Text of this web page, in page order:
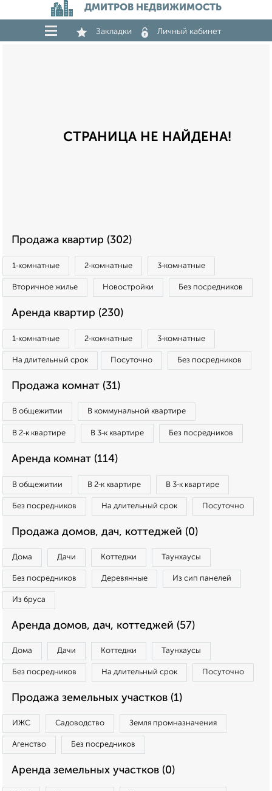
ДМИТРОВ НЕДВИЖИМОСТЬ
Закладки Личный кабинет
СТРАНИЦА НЕ НАЙДЕНА!
Продажа квартир (302)
1‑комнатные 2‑комнатные 3‑комнатные
Вторичное жилье Новостройки Без посредников
Аренда квартир (230)
1‑комнатные 2‑комнатные 3‑комнатные
На длительный срок Посуточно Без посредников
Продажа комнат (31)
В общежитии В коммунальной квартире
В 2‑к квартире В 3‑к квартире Без посредников
Аренда комнат (114)
В общежитии В 2‑к квартире В 3‑к квартире
Без посредников На длительный срок Посуточно
Продажа домов, дач, коттеджей (0)
Дома Дачи Коттеджи Таунхаусы
Без посредников Деревянные Из сип панелей
Из бруса
Аренда домов, дач, коттеджей (57)
Дома Дачи Коттеджи Таунхаусы
Без посредников На длительный срок Посуточно
Продажа земельных участков (1)
ИЖС Садоводство Земля промназначения
Агенство Без посредников
Аренда земельных участков (0)